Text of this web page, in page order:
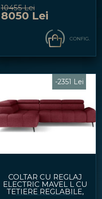
274X180CM
10455 Lei
8050 Lei
CONFIG.
-2351 Lei
COLTAR CU REGLAJ
ELECTRIC MAVEL L CU
TETIERE REGLABILE,